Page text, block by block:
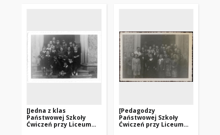
[Jedna z klas
Państwowej Szkoły
Ćwiczeń przy Liceum
[Pedagodzy
Państwowej Szkoły
Ćwiczeń przy Liceum